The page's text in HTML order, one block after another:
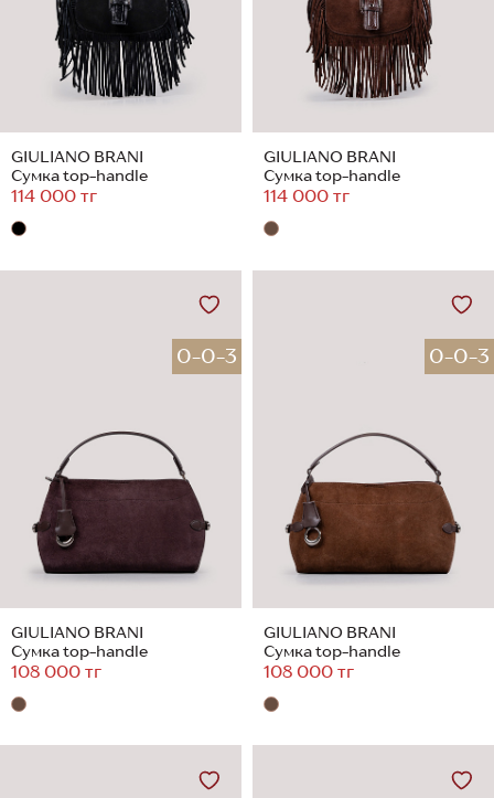
GIULIANO BRANI
Сумка top-handle
114 000 тг
GIULIANO BRANI
Сумка top-handle
114 000 тг
0-0-3
GIULIANO BRANI
Сумка top-handle
108 000 тг
0-0-3
GIULIANO BRANI
Сумка top-handle
108 000 тг